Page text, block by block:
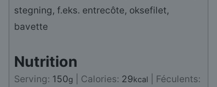
stegning, f.eks. entrecôte, oksefilet,
bavette
Nutrition
Serving: 150g Calories: 29kcal
Féculents: